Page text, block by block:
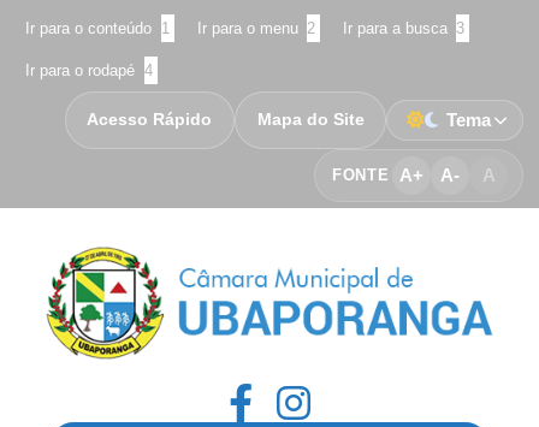
Ir para o conteúdo 1 Ir para o menu 2 Ir para a busca 3
Ir para o rodapé 4
FONTE A+ A- A
Acesso Rápido Mapa do Site Tema